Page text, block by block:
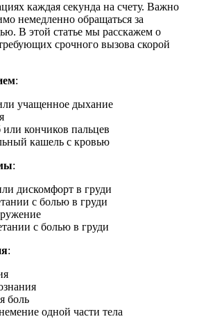
каждая секунда на счету. Важно
немедленно обращаться за
В этой статье мы расскажем о
срочного вызова скорой
:
учащенное дыхание
кончиков пальцев
кашель с кровью
:
дискомфорт в груди
с болью в груди
с болью в груди
:
боль
одной части тела